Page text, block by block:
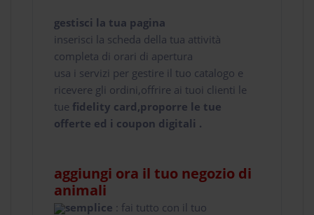
gestisci la tua pagina
inserisci la scheda della tua attività
completa di orari di apertura
usa i servizi per gestire il tuo catalogo e
ricevere gli ordini,offrire ai tuoi clienti le
tue fidelity card,proporre le tue
offerte ed i coupon digitali .
aggiungi ora il tuo negozio di
animali
semplice : fai tutto con il tuo